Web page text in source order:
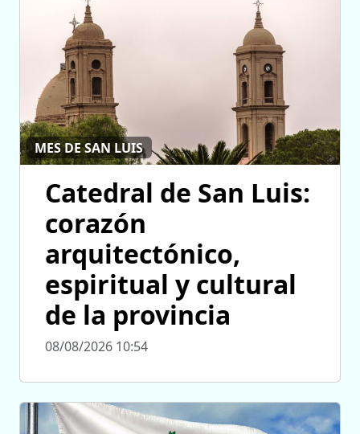
MES DE SAN LUIS
Catedral de San Luis:
corazón
arquitectónico,
espiritual y cultural
de la provincia
08/08/2026 10:54